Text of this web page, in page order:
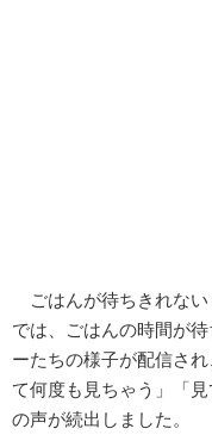
ごはんが待ちきれない
では、ごはんの時間が
ーたちの様子が配信さ
て何度も見ちゃう」「
の声が続出しました。